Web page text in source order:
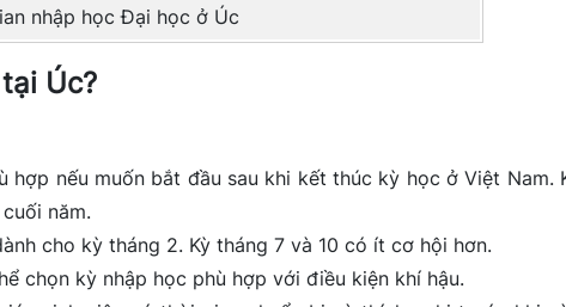
nhập học Đại học ở Úc
Úc?
hợp nếu muốn bắt đầu sau khi kết thúc kỳ học ở Việt Nam.
năm.
cho kỳ tháng 2. Kỳ tháng 7 và 10 có ít cơ hội hơn.
chọn kỳ nhập học phù hợp với điều kiện khí hậu.